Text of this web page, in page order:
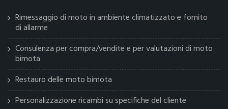
Rimessaggio di moto in ambiente climatizzato e fornito
di allarme
Consulenza per compra/vendite e per valutazioni di moto
bimota
Restauro delle moto bimota
Personalizzazione ricambi su specifiche del cliente